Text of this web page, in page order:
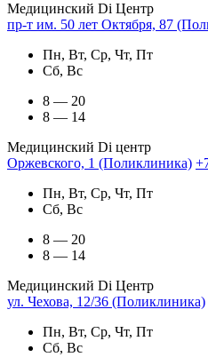
Медицинский Di Центр
пр-т им. 50 лет Октября, 87
Пн, Вт, Ср, Чт, Пт
Сб, Вс
8 — 20
8 — 14
Медицинский Di центр
Оржевского, 1 (Поликлиника)
Пн, Вт, Ср, Чт, Пт
Сб, Вс
8 — 20
8 — 14
Медицинский Di Центр
ул. Чехова, 12/36 (Поликлиника)
Пн, Вт, Ср, Чт, Пт
Сб, Вс